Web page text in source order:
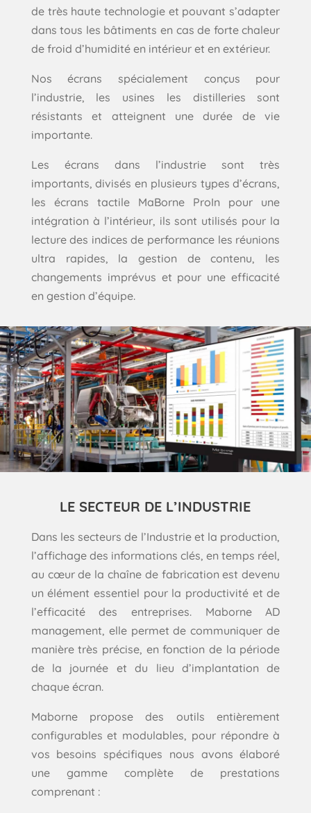
de très haute technologie et pouvant s’adapter
dans tous les bâtiments en cas de forte chaleur
de froid d’humidité en intérieur et en extérieur.
Nos écrans spécialement conçus pour
l’industrie, les usines les distilleries sont
résistants et atteignent une durée de vie
importante.
Les écrans dans l’industrie sont très
importants, divisés en plusieurs types d’écrans,
les écrans tactile MaBorne ProIn pour une
intégration à l’intérieur, ils sont utilisés pour la
lecture des indices de performance les réunions
ultra rapides, la gestion de contenu, les
changements imprévus et pour une efficacité
en gestion d’équipe.
LE SECTEUR DE L’INDUSTRIE
Dans les secteurs de l’Industrie et la production,
l’affichage des informations clés, en temps réel,
au cœur de la chaîne de fabrication est devenu
un élément essentiel pour la productivité et de
l’efficacité des entreprises. Maborne AD
management, elle permet de communiquer de
manière très précise, en fonction de la période
de la journée et du lieu d’implantation de
chaque écran.
Maborne propose des outils entièrement
configurables et modulables, pour répondre à
vos besoins spécifiques nous avons élaboré
une gamme complète de prestations
comprenant :